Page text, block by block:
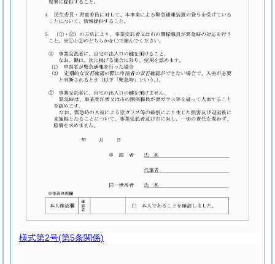
様式第2号(第5条関係)